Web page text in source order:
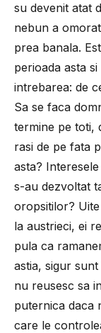
su devenit atat
nebun a
prea banala.
perioada asta
intrebarea: de
Sa se faca
termine pe toti,
rasi de pe fata
asta?
s-au dezvoltat
oropsitilor?
la austrieci, ei
pula ca
astia, sigur
nu reusesc sa
puternica daca
care le